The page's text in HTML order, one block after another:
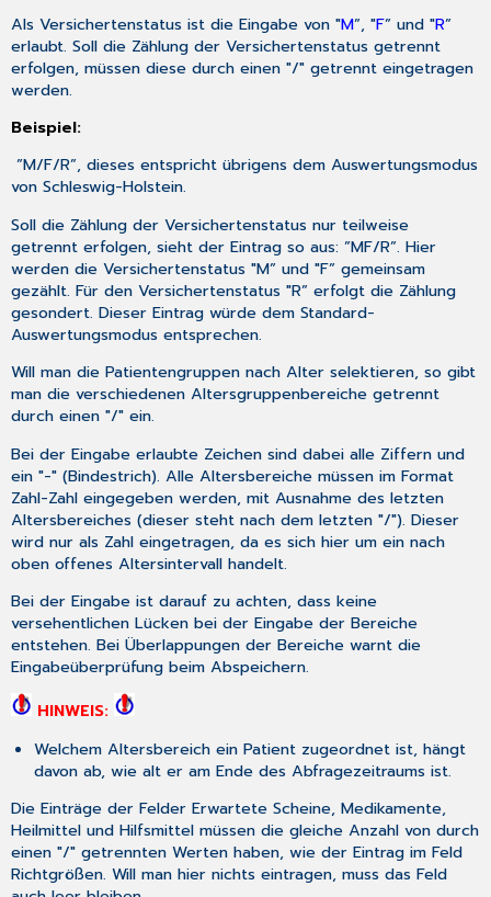
Als Versichertenstatus ist die Eingabe von "M”, "F” und "R”
erlaubt. Soll die Zählung der Versichertenstatus getrennt
erfolgen, müssen diese durch einen "/" getrennt eingetragen
werden.
Beispiel:
”M/F/R”, dieses entspricht übrigens dem Auswertungsmodus
von Schleswig-Holstein.
Soll die Zählung der Versichertenstatus nur teilweise
getrennt erfolgen, sieht der Eintrag so aus: ”MF/R”. Hier
werden die Versichertenstatus "M” und "F” gemeinsam
gezählt. Für den Versichertenstatus "R” erfolgt die Zählung
gesondert. Dieser Eintrag würde dem Standard-
Auswertungsmodus entsprechen.
Will man die Patientengruppen nach Alter selektieren, so gibt
man die verschiedenen Altersgruppenbereiche getrennt
durch einen "/" ein.
Bei der Eingabe erlaubte Zeichen sind dabei alle Ziffern und
ein "-" (Bindestrich). Alle Altersbereiche müssen im Format
Zahl-Zahl eingegeben werden, mit Ausnahme des letzten
Altersbereiches (dieser steht nach dem letzten "/"). Dieser
wird nur als Zahl eingetragen, da es sich hier um ein nach
oben offenes Altersintervall handelt.
Bei der Eingabe ist darauf zu achten, dass keine
versehentlichen Lücken bei der Eingabe der Bereiche
entstehen. Bei Überlappungen der Bereiche warnt die
Eingabeüberprüfung beim Abspeichern.
HINWEIS:
Welchem Altersbereich ein Patient zugeordnet ist, hängt
davon ab, wie alt er am Ende des Abfragezeitraums ist.
Die Einträge der FelderErwartete Scheine,Medikamente,
Heilmittel und Hilfsmittel müssen die gleiche Anzahl von durch
einen "/" getrennten Werten haben, wie der Eintrag im Feld
Richtgrößen. Will man hier nichts eintragen, muss das Feld